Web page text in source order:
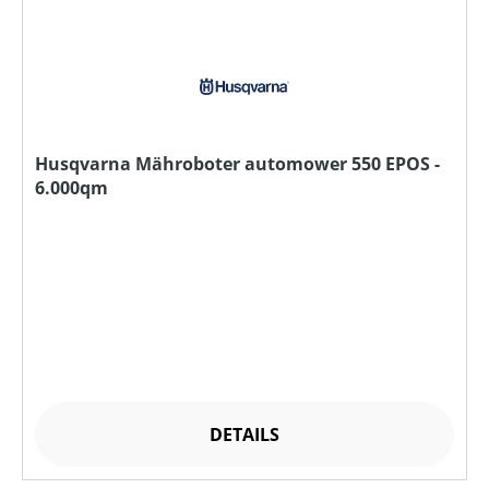
Husqvarna Mähroboter automower 550 EPOS -
6.000qm
DETAILS